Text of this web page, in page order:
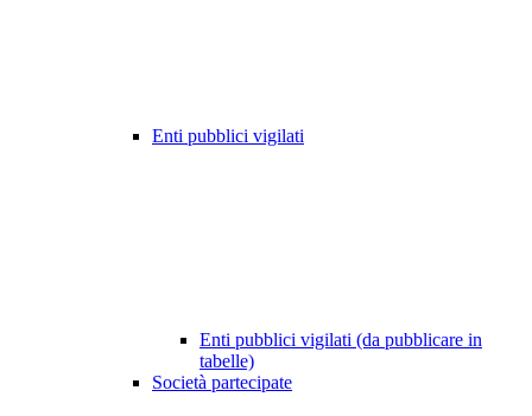
Enti pubblici vigilati
Enti pubblici vigilati (da pubblicare in
tabelle)
Società partecipate